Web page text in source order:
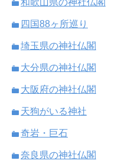
和歌山県の神社仏閣
四国88ヶ所巡り
埼玉県の神社仏閣
大分県の神社仏閣
大阪府の神社仏閣
天狗がいる神社
奇岩・巨石
奈良県の神社仏閣